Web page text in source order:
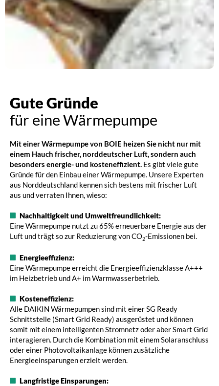
Gute Gründe
für eine Wärmepumpe
Mit einer Wärmepumpe von BOIE heizen Sie nicht nur mit
einem Hauch frischer, norddeutscher Luft, sondern auch
besonders energie- und kosteneffizient. Es gibt viele gute
Gründe für den Einbau einer Wärmepumpe. Unsere Experten
aus Norddeutschland kennen sich bestens mit frischer Luft
aus und verraten Ihnen, wieso:
Nachhaltigkeit und Umweltfreundlichkeit:
Eine Wärmepumpe nutzt zu 65% erneuerbare Energie aus der
Luft und trägt so zur Reduzierung von CO2-Emissionen bei.
Energieeffizienz:
Eine Wärmepumpe erreicht die Energieeffizienzklasse A+++
im Heizbetrieb und A+ im Warmwasserbetrieb.
Kosteneffizienz:
Alle DAIKIN Wärmepumpen sind mit einer SG Ready
Schnittstelle (Smart Grid Ready) ausgerüstet und können
somit mit einem intelligenten Stromnetz oder aber Smart Grid
interagieren. Durch die Kombination mit einem Solaranschluss
oder einer Photovoltaikanlage können zusätzliche
Energieeinsparungen erzielt werden.
Langfristige Einsparungen: